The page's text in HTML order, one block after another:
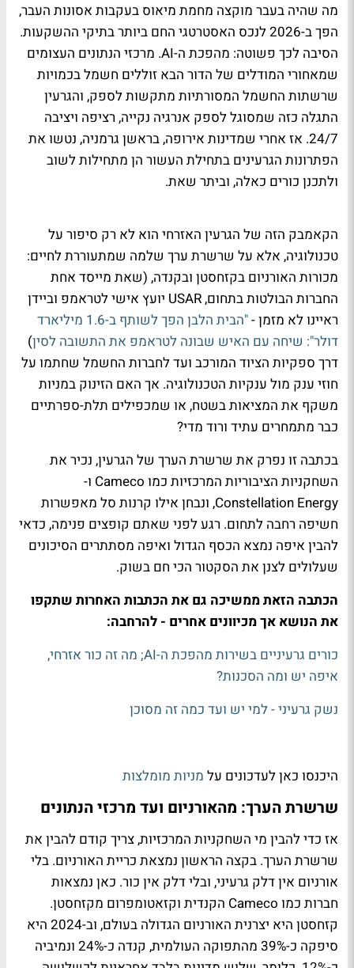
מה שהיה בעבר מוקצה מחמת מיאוס בעקבות אסונות העבר,
הפך ב-2026 לנכס האסטרטגי החם ביותר בתיקי ההשקעות.
הסיבה לכך פשוטה: מהפכת ה-AI. מרכזי הנתונים העצומים
שמאחורי המודלים של הדור הבא זוללים חשמל בכמויות
שרשתות החשמל המסורתיות מתקשות לספק, והגרעין
התגלה כזה שמסוגל לספק אנרגיה נקייה, רציפה ויציבה
24/7. אז אחרי שמדינות אירופה, בראשן גרמניה, נטשו את
הפתרונות הגרעינים בתחילת העשור הן מתחילות לשוב
ולתכנן כורים כאלה, וביתר שאת.
הקאמבק הזה של הגרעין האזרחי הוא לא רק סיפור על
טכנולוגיה, אלא על שרשרת ערך שלמה שמתעוררת לחיים:
מכורות האורניום בקזחסטן ובקנדה, (שאת מייסד אחת
החברות הבולטות בתחום, USAR יועץ אישי לטראמפ וביידן
ראיינו לא מזמן -
"הבית הלבן הפך לשותף ב-1.6 מיליארד
דולר": שיחה עם האיש שבונה לטראמפ את התשובה לסין)
דרך ספקיות הציוד המורכב ועד לחברות החשמל שחתמו על
חוזי ענק מול ענקיות הטכנולוגיה. אך האם הזינוק במניות
משקף את המציאות בשטח, או שמכפילים תלת-ספרתיים
כבר מתמחרים עתיד ורוד מדי?
בכתבה זו נפרק את שרשרת הערך של הגרעין, נכיר את
השחקניות הציבוריות המרכזיות כמו Cameco ו-
Constellation Energy, ונבחן אילו קרנות סל מאפשרות
חשיפה רחבה לתחום. רגע לפני שאתם קופצים פנימה, כדאי
להבין איפה נמצא הכסף הגדול ואיפה מסתתרים הסיכונים
שעלולים לצנן את הסקטור הכי חם בשוק.
הכתבה הזאת ממשיכה גם את הכתבות האחרות שתקפו
את הנושא אך מכיוונים אחרים - להרחבה:
כורים גרעיניים בשירות מהפכת ה-AI; מה זה כור אזרחי,
איפה יש ומה הסכנות?
נשק גרעיני - למי יש ועד כמה זה מסוכן
היכנסו כאן לעדכונים על מניות מומלצות
שרשרת הערך: מהאורניום ועד מרכזי הנתונים
אז כדי להבין מי השחקניות המרכזיות, צריך קודם להבין את
שרשרת הערך. בקצה הראשון נמצאת כריית האורניום. בלי
אורניום אין דלק גרעיני, ובלי דלק אין כור. כאן נמצאות
חברות כמו Cameco הקנדית וקזאטומפרום מקזחסטן.
קזחסטן היא יצרנית האורניום הגדולה בעולם, וב-2024 היא
סיפקה כ-39% מהתפוקה העולמית, קנדה כ-24% ונמיביה